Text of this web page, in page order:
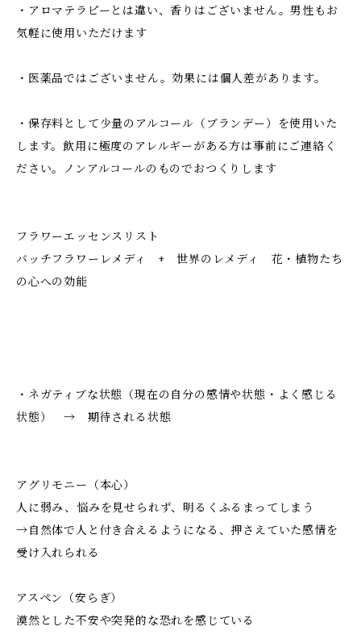
・アロマテラピーとは違い、香りはございません。男性もお
気軽に使用いただけます
・医薬品ではございません。効果には個人差があります。
・保存料として少量のアルコール（ブランデー）を使用いた
します。飲用に極度のアレルギーがある方は事前にご連絡く
ださい。ノンアルコールのものでおつくりします
フラワーエッセンスリスト
バッチフラワーレメディ + 世界のレメディ 花・植物たち
の心への効能
・ネガティブな状態（現在の自分の感情や状態・よく感じる
状態） → 期待される状態
アグリモニー（本心）
人に弱み、悩みを見せられず、明るくふるまってしまう
→自然体で人と付き合えるようになる、押さえていた感情を
受け入れられる
アスペン（安らぎ）
漠然とした不安や突発的な恐れを感じている